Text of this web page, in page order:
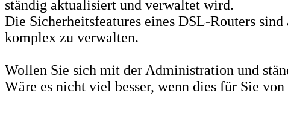
ständig aktualisiert und verwaltet wird.
Die Sicherheitsfeatures eines DSL-Routers
komplex zu verwalten.
Wollen Sie sich mit der Administration und
Wäre es nicht viel besser, wenn dies für Sie